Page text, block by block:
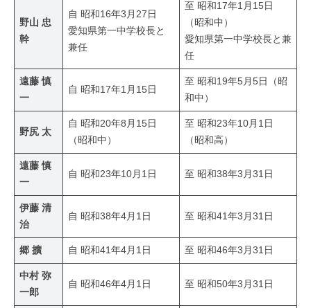
野山 忠
幹
自 昭和16年3月27日
愛知県第一中学校長と
兼任
至 昭和17年1月15日
（昭和中）
愛知県第一中学校長と兼
任
遠藤 慎
一
自 昭和17年1月15日
至 昭和19年5月5日（昭
和中）
野尻 太
自 昭和20年8月15日
（昭和中）
至 昭和23年10月1日
（昭和高）
遠藤 慎
一
自 昭和23年10月1日 至 昭和38年3月31日
伊藤 清
治
自 昭和38年4月1日 至 昭和41年3月31日
郷 擴 自 昭和41年4月1日 至 昭和46年3月31日
中村 弥
一郎
自 昭和46年4月1日 至 昭和50年3月31日